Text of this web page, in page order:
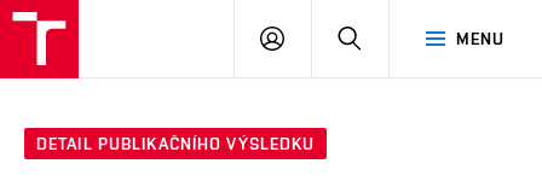
MENU
PŘIHLÁSIT
DETAIL PUBLIKAČNÍHO VÝSLEDKU